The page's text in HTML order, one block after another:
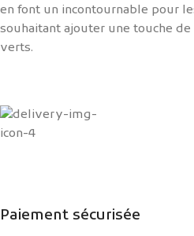
en font un incontournable pour
souhaitant ajouter une touche
verts.
Paiement sécurisée